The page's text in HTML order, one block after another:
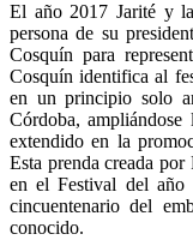
El año 2017 Jarité y
persona de su
Cosquín para
Cosquín identifica al
en un principio solo
Córdoba,
extendido en la
Esta prenda creada
en el Festival del año
cincuentenario del
conocido.